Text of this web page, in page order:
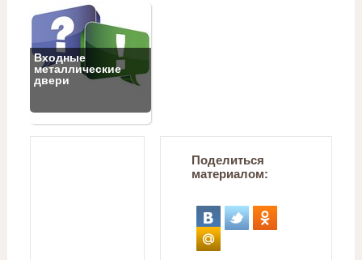
Входные
металлические
двери
Поделиться
материалом: